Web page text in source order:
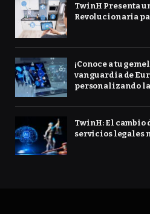
TwinH Presenta
Revolucionaria
¡Conoce a tu
vanguardia de
personalizando
TwinH: El cambio
servicios legales